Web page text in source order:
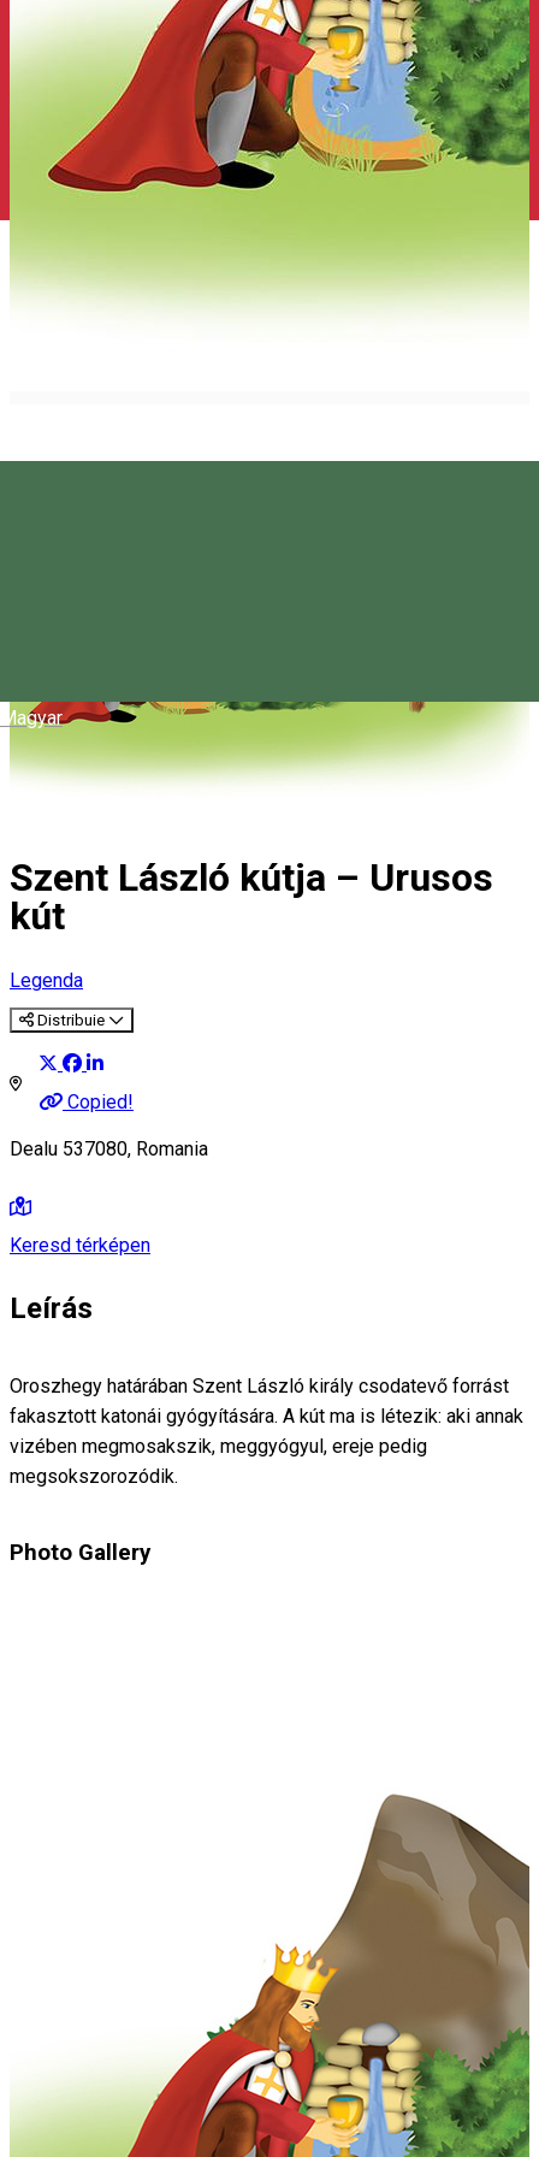
Magyar
Szent László kútja – Urusos
kút
Legenda
Distribuie
Copied!
Dealu 537080, Romania
Keresd térképen
Leírás
Oroszhegy határában Szent László király csodatevő forrást
fakasztott katonái gyógyítására. A kút ma is létezik: aki annak
vizében megmosakszik, meggyógyul, ereje pedig
megsokszorozódik.
Photo Gallery